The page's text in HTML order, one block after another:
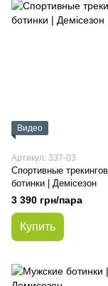
Видео
Артикул: 337-03
Спортивные
ботинки | Демісезон
3 390 грн/пара
Купить